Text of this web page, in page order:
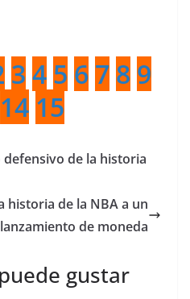
3 4 5 6 7 8 9
14 15
de la historia
historia de la NBA a un
lanzamiento de moneda
gustar